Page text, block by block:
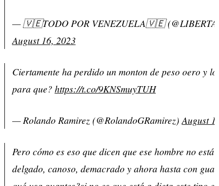
— 🇻🇪TODO POR VENEZUELA🇻🇪
August 16, 2023
Ciertamente ha perdido un monton de peso oero y
para que?https://t.co/9KNSmuyTUH
— Rolando Ramirez (@RolandoGRamirez) August
Pero cómo es eso que dicen que ese hombre no está
delgado, canoso, demacrado y ahora hasta con